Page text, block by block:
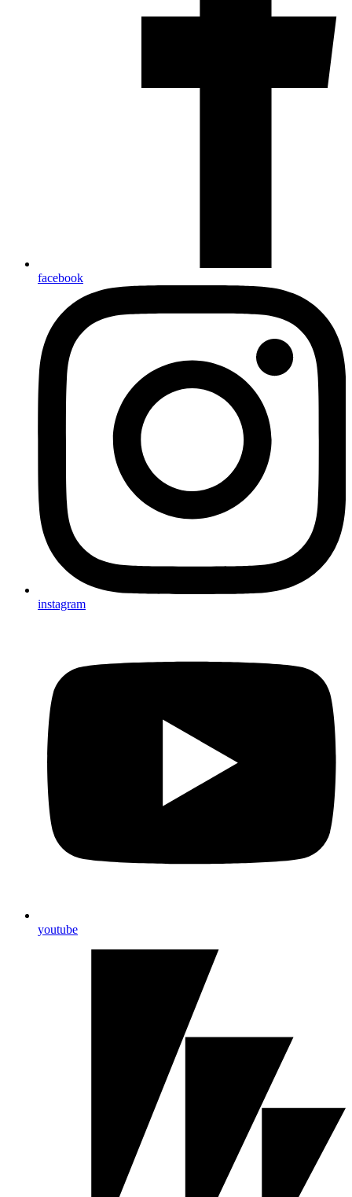
facebook
instagram
youtube